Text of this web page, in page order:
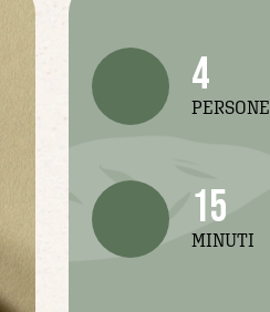
4
PERSONE
15
MINUTI